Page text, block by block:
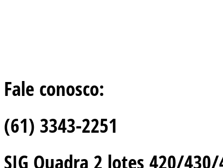
Fale conosco:
(61) 3343-2251
SIG Quadra 2 lotes 420/